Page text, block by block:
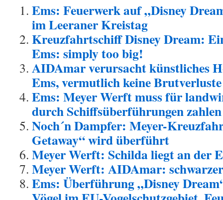
Ems: Feuerwerk auf „Disney
im Leeraner Kreistag
Kreuzfahrtschiff Disney Dream:
Ems: simply too big!
AIDAmar verursacht künstliches
Ems, vermutlich keine Brutverluste
Ems: Meyer Werft muss für
durch Schiffsüberführungen zahlen
Noch´n Dampfer: Meyer-
Getaway“ wird überführt
Meyer Werft: Schilda liegt an der
Meyer Werft: AIDAmar:
Ems: Überführung „Disney